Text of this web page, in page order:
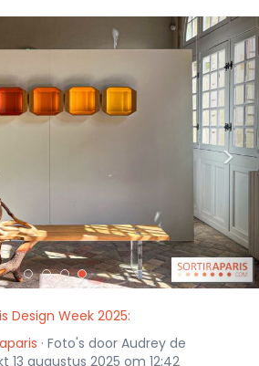
>
Design Week 2025:
· Foto's door Audrey de
13 augustus 2025 om 12:42